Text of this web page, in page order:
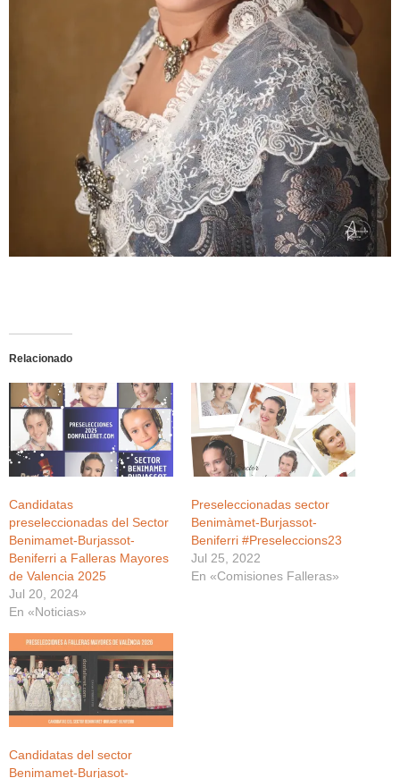
Relacionado
Candidatas
preseleccionadas del Sector
Benimamet-Burjassot-
Beniferri a Falleras Mayores
de Valencia 2025
Jul 20, 2024
En «Noticias»
Preseleccionadas sector
Benimàmet-Burjassot-
Beniferri #Preseleccions23
Jul 25, 2022
En «Comisiones Falleras»
Candidatas del sector
Benimamet-Burjasot-